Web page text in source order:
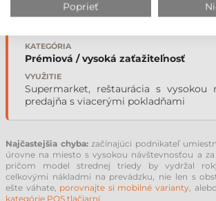
DOKLADY
KATEGÓRIA
Prémiová / vysoká zaťažiteľnosť
VYUŽITIE
Supermarket, reštaurácia s vysokou
predajňa s viacerými pokladňami
Najčastejšia chyba:začínajúci podnikateľ
úrovne na miesto s vysokou návštevnosťou a
pričom model strednej triedy by vydržal
celkovými nákladmi na prevádzku, nie len s
ešte váhate, porovnajte si mobilné varianty,
kategórie POS tlačiarní.
Poprieť